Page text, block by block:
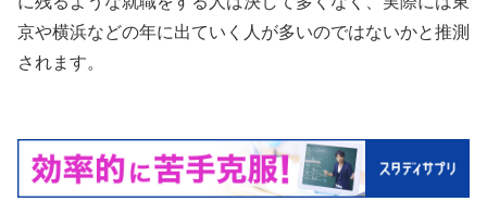
京や横浜などの年に出ていく人が多いのではないかと推測
されます。